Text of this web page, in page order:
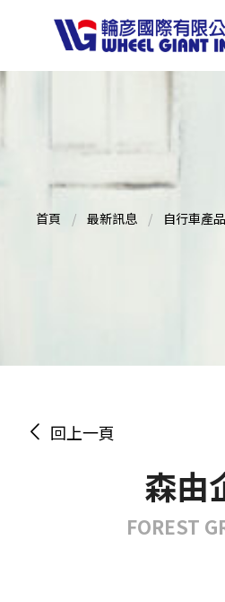
首頁 最新訊息 自行車產
回上一頁
森由
FOREST